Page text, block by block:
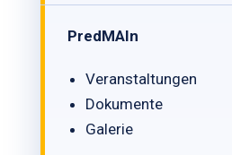
PredMAIn
Veranstaltungen
Dokumente
Galerie